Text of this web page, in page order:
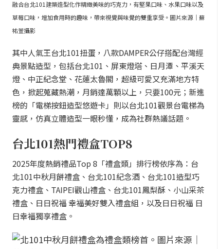
融合台北101建築造型化作精緻美味的巧克力，有堅果口味、水果口味以及
草莓口味，增加食用時的趣味，帶來視覺與味覺的雙重享受。圖片來源｜蘇
祐萱攝影
其中人氣王台北101扭蛋，八款DAMPER公仔搭配台灣經
典景點造型，包括台北101、屏東燈塔、日月潭、平溪天
燈、中正紀念堂、花蓮太魯閣，超級可愛又充滿地方特
色，掀起蒐藏熱潮，月銷達萬顆以上，只要100元；新進
榜的「電梯按鈕造型悠遊卡」則以台北101觀景台電梯為
靈感，仿真立體造型一眼秒懂，成為社群熱議話題。
台北101熱門禮盒TOP8
2025年度熱銷禮品Top 8「禮盒類」排行榜依序為：台
北101中秋月餅禮盒、台北101紀念酒、台北101造型巧
克力禮盒、TAIPEI觀山禮盒、台北101鳳梨酥、小山采茶
禮盒、日日祝福 幸福美好雙入禮盒組，以及日日祝福 日
日幸福獨享禮盒。